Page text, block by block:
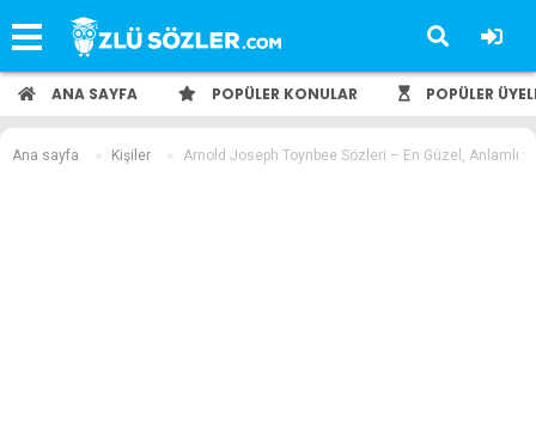
ANA SAYFA POPÜLER KONULAR POPÜLER
Ana sayfa Kişiler Arnold Joseph Toynbee Sözleri – En Güzel, Anlamlı